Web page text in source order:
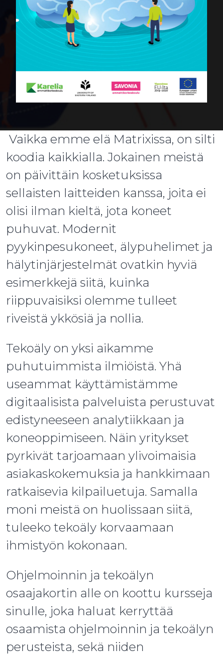
Vaikka emme elä Matrixissa, on silti
koodia kaikkialla. Jokainen meistä
on päivittäin kosketuksissa
sellaisten laitteiden kanssa, joita ei
olisi ilman kieltä, jota koneet
puhuvat. Modernit
pyykinpesukoneet, älypuhelimet ja
hälytinjärjestelmät ovatkin hyviä
esimerkkejä siitä, kuinka
riippuvaisiksi olemme tulleet
riveistä ykkösiä ja nollia.
Tekoäly on yksi aikamme
puhutuimmista ilmiöistä. Yhä
useammat käyttämistämme
digitaalisista palveluista perustuvat
edistyneeseen analytiikkaan ja
koneoppimiseen. Näin yritykset
pyrkivät tarjoamaan ylivoimaisia
asiakaskokemuksia ja hankkimaan
ratkaisevia kilpailuetuja. Samalla
moni meistä on huolissaan siitä,
tuleeko tekoäly korvaamaan
ihmistyön kokonaan.
Ohjelmoinnin ja tekoälyn
osaajakortin alle on koottu kursseja
sinulle, joka haluat kerryttää
osaamista ohjelmoinnin ja tekoälyn
perusteista, sekä niiden